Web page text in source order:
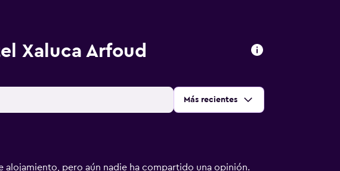
Xaluca Arfoud
Ordenar por:
Más recientes
alojamiento, pero aún nadie ha compartido una opinión.